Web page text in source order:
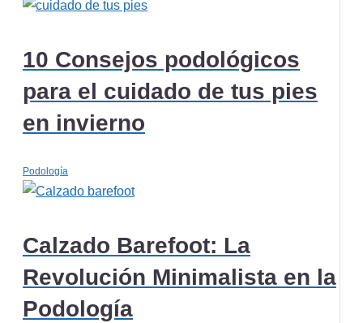
10 Consejos podológicos
para el cuidado de tus pies
en invierno
Podología
Calzado Barefoot: La
Revolución Minimalista en la
Podología